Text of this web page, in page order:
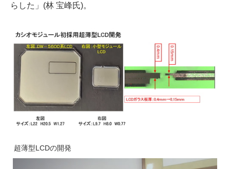
らした」(林 宝峰氏)。
超薄型LCDの開発